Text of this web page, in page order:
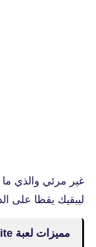
غير مرئي والذي
ليبقيك يقظا على
مميزات لعبة Fortnite فورتنايت للأندرويد